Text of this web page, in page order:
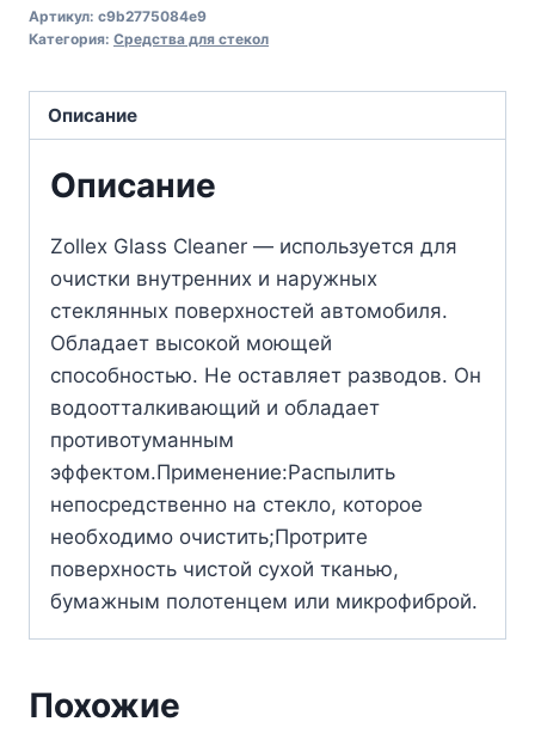
Артикул: c9b2775084e9
Категория: Средства для стекол
Описание
Описание
Zollex Glass Cleaner — используется для
очистки внутренних и наружных
стеклянных поверхностей автомобиля.
Обладает высокой моющей
способностью. Не оставляет разводов. Он
водоотталкивающий и обладает
противотуманным
эффектом.Применение:Распылить
непосредственно на стекло, которое
необходимо очистить;Протрите
поверхность чистой сухой тканью,
бумажным полотенцем или микрофиброй.
Похожие